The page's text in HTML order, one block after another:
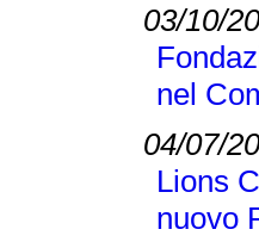
03/10/
nel
04/07/
Lions
nuovo